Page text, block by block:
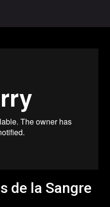
de la Sangre